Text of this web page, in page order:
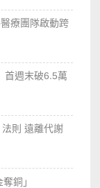
療團隊啟動跨
週末破6.5萬
則 遠離代謝
銅」